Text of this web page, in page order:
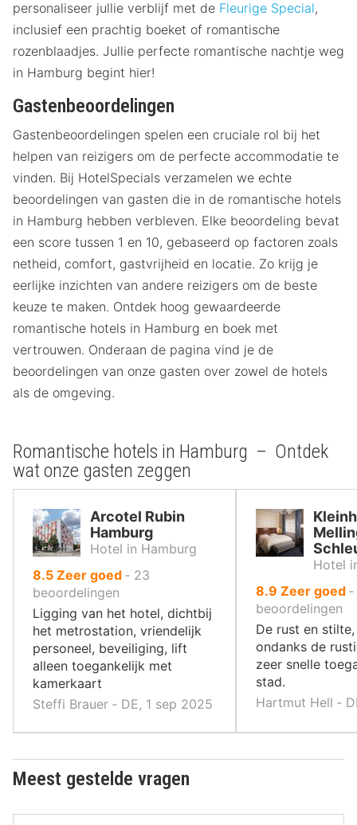
personaliseer jullie verblijf met de Fleurige Special,
inclusief een prachtig boeket of romantische
rozenblaadjes. Jullie perfecte romantische nachtje weg
in Hamburg begint hier!
Gastenbeoordelingen
Gastenbeoordelingen spelen een cruciale rol bij het
helpen van reizigers om de perfecte accommodatie te
vinden. Bij HotelSpecials verzamelen we echte
beoordelingen van gasten die in de romantische hotels
in Hamburg hebben verbleven. Elke beoordeling bevat
een score tussen 1 en 10, gebaseerd op factoren zoals
netheid, comfort, gastvrijheid en locatie. Zo krijg je
eerlijke inzichten van andere reizigers om de beste
keuze te maken. Ontdek hoog gewaardeerde
romantische hotels in Hamburg en boek met
vertrouwen. Onderaan de pagina vind je de
beoordelingen van onze gasten over zowel de hotels
als de omgeving.
Romantische hotels in Hamburg – Ontdek
wat onze gasten zeggen
Arcotel Rubin
Hamburg
Hotel in Hamburg
8.5uit
10
,
Zeer goed ‐ 23
beoordelingen
Ligging van het hotel, dichtbij
het metrostation, vriendelijk
personeel, beveiliging, lift
alleen toegankelijk met
kamerkaart
Steffi Brauer ‐ DE, 1 sep 2025
Hotel
8.9 uit
10
,
Zeer goed ‐
beoordelingen
De rust en
ondanks de
zeer snelle
stad.
Hartmut Hell ‐
Meest gestelde vragen